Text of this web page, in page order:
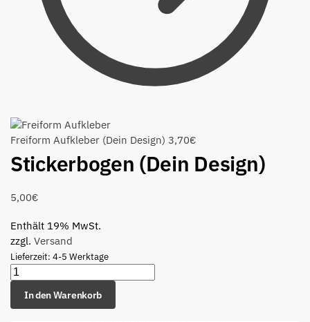
Freiform Aufkleber (Dein Design) 3,70€
Stickerbogen (Dein Design)
5,00€
Enthält 19% MwSt.
zzgl. Versand
Lieferzeit: 4-5 Werktage
In den Warenkorb